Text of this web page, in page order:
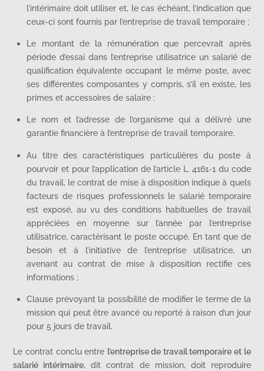
l’intérimaire doit utiliser et, le cas échéant, l’indication que
ceux-ci sont fournis par l’entreprise de travail temporaire ;
Le montant de la rémunération que percevrait après
période d’essai dans l’entreprise utilisatrice un salarié de
qualification équivalente occupant le même poste, avec
ses différentes composantes y compris, s’il en existe, les
primes et accessoires de salaire ;
Le nom et l’adresse de l’organisme qui a délivré une
garantie financière à l’entreprise de travail temporaire.
Au titre des caractéristiques particulières du poste à
pourvoir et pour l’application de l’article L. 4161-1 du code
du travail, le contrat de mise à disposition indique à quels
facteurs de risques professionnels le salarié temporaire
est exposé, au vu des conditions habituelles de travail
appréciées en moyenne sur l’année par l’entreprise
utilisatrice, caractérisant le poste occupé. En tant que de
besoin et à l’initiative de l’entreprise utilisatrice, un
avenant au contrat de mise à disposition rectifie ces
informations ;
Clause prévoyant la possibilité de modifier le terme de la
mission qui peut être avancé ou reporté à raison d’un jour
pour 5 jours de travail.
Le contrat conclu entre l’entreprise de travail temporaire et le
salarié intérimaire, dit contrat de mission, doit reproduire